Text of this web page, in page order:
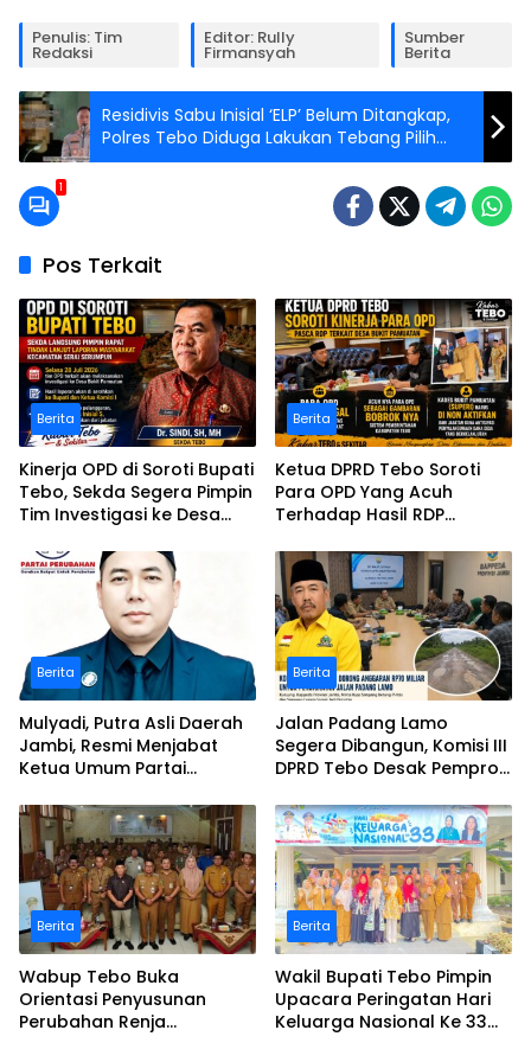
Penulis: Tim
Redaksi
Editor: Rully
Firmansyah
Sumber
Berita
Residivis Sabu Inisial ‘ELP’ Belum Ditangkap,
Polres Tebo Diduga Lakukan Tebang Pilih
dalam Pemberantasan Narkoba
1
Pos Terkait
Berita
Kinerja OPD di Soroti Bupati
Tebo, Sekda Segera Pimpin
Tim Investigasi ke Desa
serumpun
Berita
Ketua DPRD Tebo Soroti
Para OPD Yang Acuh
Terhadap Hasil RDP
Pamuatan
Berita
Mulyadi, Putra Asli Daerah
Jambi, Resmi Menjabat
Ketua Umum Partai
Perwakilan ASEAN Partai
Perubahan di Malaysia
Berita
Jalan Padang Lamo
Segera Dibangun, Komisi III
DPRD Tebo Desak Pemprov
Anggaran Rp70 Miliar
Berita
Wabup Tebo Buka
Orientasi Penyusunan
Perubahan Renja
Berita
Wakil Bupati Tebo Pimpin
Upacara Peringatan Hari
Keluarga Nasional Ke 33